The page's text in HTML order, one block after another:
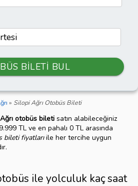
BİLETİ BUL
» Silopi Ağrı Otobüs Bileti
otobüs biletisatın alabileceğiniz
TL ve en pahalı 0 TL arasında
bileti fiyatlarıile her tercihe uygun
ile yolculuk kaç saat